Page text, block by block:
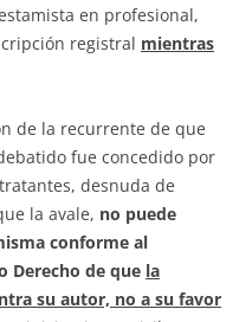
en profesional,
registral mientras
de la recurrente de que
fue concedido por
desnuda de
la avale, no puede
conforme al
Derecho de que la
su autor, no a su favor